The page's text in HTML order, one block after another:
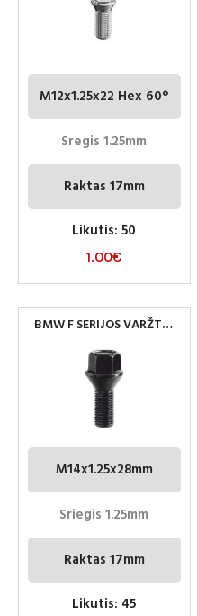
M12x1.25x22 Hex 60°
Sregis 1.25mm
Raktas 17mm
Likutis: 50
1.00€
BMW F SERIJOS VARŽTAI
M14x1.25x28mm
Sriegis 1.25mm
Raktas 17mm
Likutis: 45